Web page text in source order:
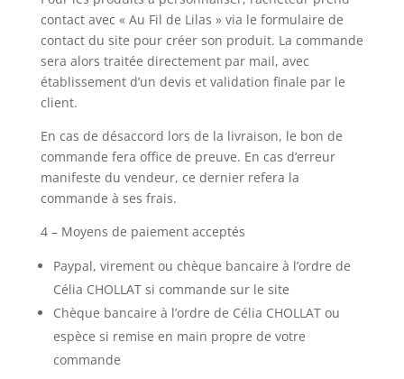
contact avec « Au Fil de Lilas » via le formulaire de
contact du site pour créer son produit. La commande
sera alors traitée directement par mail, avec
établissement d’un devis et validation finale par le
client.
En cas de désaccord lors de la livraison, le bon de
commande fera office de preuve. En cas d’erreur
manifeste du vendeur, ce dernier refera la
commande à ses frais.
4 – Moyens de paiement acceptés
Paypal, virement ou chèque bancaire à l’ordre de
Célia CHOLLAT si commande sur le site
Chèque bancaire à l’ordre de Célia CHOLLAT ou
espèce si remise en main propre de votre
commande